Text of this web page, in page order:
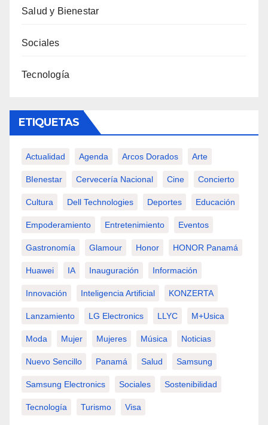
Salud y Bienestar
Sociales
Tecnología
ETIQUETAS
Actualidad Agenda Arcos Dorados Arte
BIenestar Cervecería Nacional Cine Concierto
Cultura Dell Technologies Deportes Educación
Empoderamiento Entretenimiento Eventos
Gastronomía Glamour Honor HONOR Panamá
Huawei IA Inauguración Información
Innovación Inteligencia Artificial KONZERTA
Lanzamiento LG Electronics LLYC M+usica
Moda Mujer Mujeres Música Noticias
Nuevo Sencillo Panamá Salud Samsung
Samsung Electronics Sociales Sostenibilidad
Tecnología Turismo Visa